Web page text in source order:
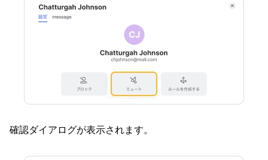
確認ダイアログが表示されます。